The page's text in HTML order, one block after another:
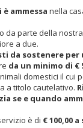
ammessa nella
da parte della
a due.
da sostenere
da un minimo di €
domestici il cui
a titolo cautelativo.
se e quando
è di € 100,00